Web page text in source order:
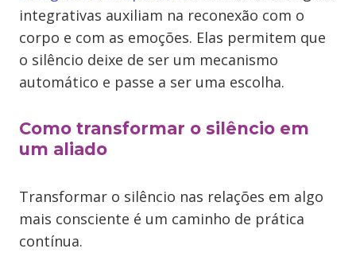
integrativas auxiliam na reconexão com o
corpo e com as emoções. Elas permitem que
o silêncio deixe de ser um mecanismo
automático e passe a ser uma escolha.
Como transformar o silêncio em
um aliado
Transformar o silêncio nas relações em algo
mais consciente é um caminho de prática
contínua.